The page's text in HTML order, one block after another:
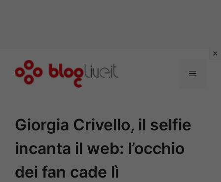
Menu
Giorgia Crivello, il selfie
incanta il web: l’occhio
dei fan cade lì